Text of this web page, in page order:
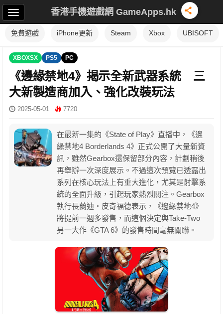
香港手機遊戲網 GameApps.hk
免費遊戲 iPhone更新 Steam Xbox UBISOFT
XBOXSX PS5 PC
《邊緣禁地4》揭示全新武器系統 三
大新製造商加入、強化改裝玩法
2025-05-01 7720
在最新一集的《State of Play》直播中，《邊
緣禁地4 Borderlands 4》正式公開了大量新資
訊，雖然Gearbox還保留部分內容，計劃稍後
再舉辦一次深度展示。不過這次預覽已透露出
系列在核心玩法上有重大進化，尤其是射擊系
統的全面升級，引起玩家熱烈關注。Gearbox
執行長蘭迪・皮奇福德表示，《邊緣禁地4》
將提前一週多發售，而這個決定與Take-Two
另一大作《GTA 6》的發售時間毫無關聯。